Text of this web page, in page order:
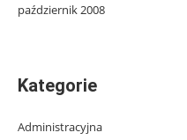
październik 2008
Kategorie
Administracyjna